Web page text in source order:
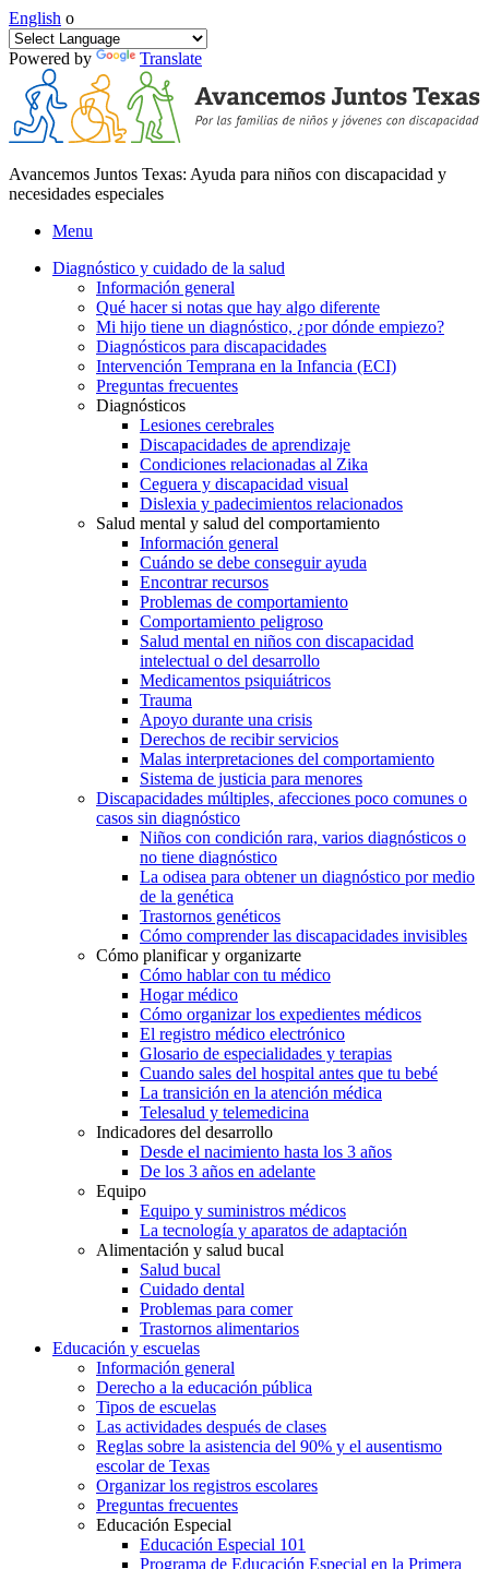
English o
Powered by Translate
Avancemos Juntos Texas: Ayuda para niños con discapacidad y
necesidades especiales
Menu
Diagnóstico y cuidado de la salud
Información general
Qué hacer si notas que hay algo diferente
Mi hijo tiene un diagnóstico, ¿por dónde empiezo?
Diagnósticos para discapacidades
Intervención Temprana en la Infancia (ECI)
Preguntas frecuentes
Diagnósticos
Lesiones cerebrales
Discapacidades de aprendizaje
Condiciones relacionadas al Zika
Ceguera y discapacidad visual
Dislexia y padecimientos relacionados
Salud mental y salud del comportamiento
Información general
Cuándo se debe conseguir ayuda
Encontrar recursos
Problemas de comportamiento
Comportamiento peligroso
Salud mental en niños con discapacidad
intelectual o del desarrollo
Medicamentos psiquiátricos
Trauma
Apoyo durante una crisis
Derechos de recibir servicios
Malas interpretaciones del comportamiento
Sistema de justicia para menores
Discapacidades múltiples, afecciones poco comunes o
casos sin diagnóstico
Niños con condición rara, varios diagnósticos o
no tiene diagnóstico
La odisea para obtener un diagnóstico por medio
de la genética
Trastornos genéticos
Cómo comprender las discapacidades invisibles
Cómo planificar y organizarte
Cómo hablar con tu médico
Hogar médico
Cómo organizar los expedientes médicos
El registro médico electrónico
Glosario de especialidades y terapias
Cuando sales del hospital antes que tu bebé
La transición en la atención médica
Telesalud y telemedicina
Indicadores del desarrollo
Desde el nacimiento hasta los 3 años
De los 3 años en adelante
Equipo
Equipo y suministros médicos
La tecnología y aparatos de adaptación
Alimentación y salud bucal
Salud bucal
Cuidado dental
Problemas para comer
Trastornos alimentarios
Educación y escuelas
Información general
Derecho a la educación pública
Tipos de escuelas
Las actividades después de clases
Reglas sobre la asistencia del 90% y el ausentismo
escolar de Texas
Organizar los registros escolares
Preguntas frecuentes
Educación Especial
Educación Especial 101
Programa de Educación Especial en la Primera